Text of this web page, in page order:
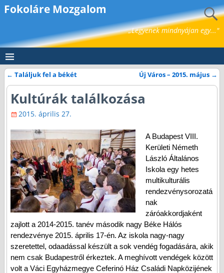
Fokoláre Mozgalom
„Legyenek mindnyájan egy..."
Bejegyzés navigáció
← Találjuk fel a békét Új Város – 2015. május →
Kultúrák találkozása
2015. április 27.
A Budapest VIII.
Kerületi Németh
László Általános
Iskola egy hetes
multikulturális
rendezvénysorozatá
nak
záróakkordjaként
zajlott a 2014-2015. tanév második nagy Béke Hálós
rendezvénye 2015. április 17-én. Az iskola nagy-nagy
szeretettel, odaadással készült a sok vendég fogadására, akik
nem csak Budapestről érkeztek. A meghívott vendégek között
volt a Váci Egyházmegye Ceferinó Ház Családi Napközijének